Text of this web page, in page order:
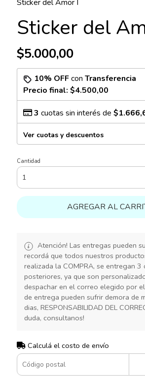
Sticker del Amor I
Sticker del
$5.000,00
10% OFFcon Transferencia
Precio final: $4.500,00
3 cuotas sin interés de
Ver cuotas y descuentos
Cantidad
AGREGAR AL
Atención! Las entregas pueden
recordá que todos nuestros
realizada la COMPRA, se entregan 3
posteriores, ya que son
despachar en el correo elegido por
de entrega pueden sufrir demora de
dias, RESPONSABILIDAD DEL
duda, consultanos!
Calculá el costo de envío